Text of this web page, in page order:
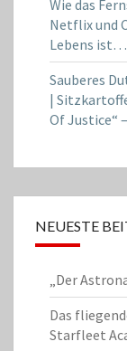
Wie das
Netflix und
Lebens
Sauberes
|
Of Justice“
NEUESTE
„Der
Das
Starfleet